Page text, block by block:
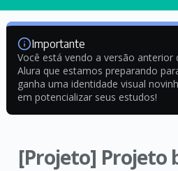
Importante
Você está vendo a versão anterior
Alura que estamos preparando
ganha uma identidade visual
em potencializar seus estudos!
[Projeto] Projeto